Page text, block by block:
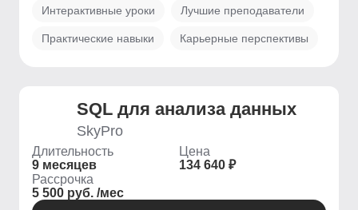
Интерактивные уроки Лучшие преподаватели
Практические навыки Карьерные перспективы
SQL для анализа данных
SkyPro
Длительность
9 месяцев
Цена
134 640 ₽
Рассрочка
5 500 руб. /мес